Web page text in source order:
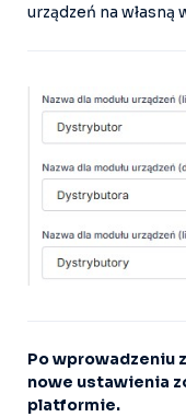
urządzeń na własną
Po wprowadzeniu
nowe ustawienia
platformie.